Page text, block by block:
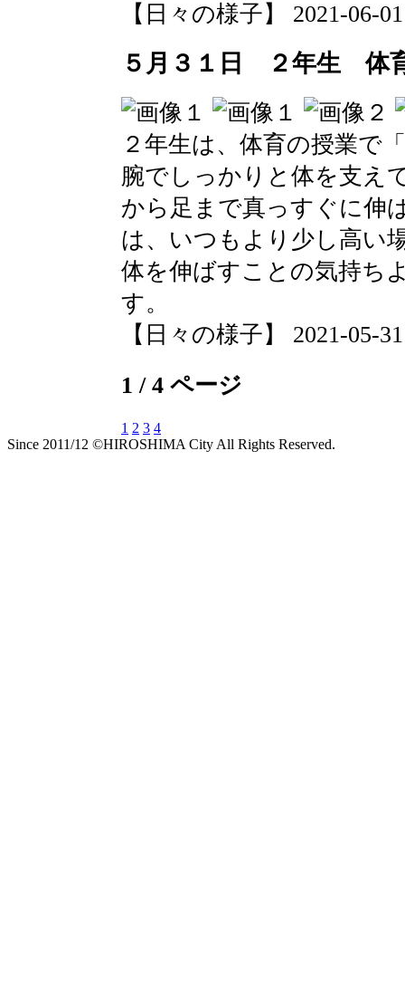
【日々の様子】 2021-06-
５月３１日 ２年生 体
２年生は、体育の授業で
腕でしっかりと体を支え
から足まで真っすぐに伸
は、いつもより少し高い
体を伸ばすことの気持ち
す。
【日々の様子】 2021-05-
1 / 4 ページ
1 2 3 4
Since 2011/12 ©HIROSHIMA City All Rights Reserved.